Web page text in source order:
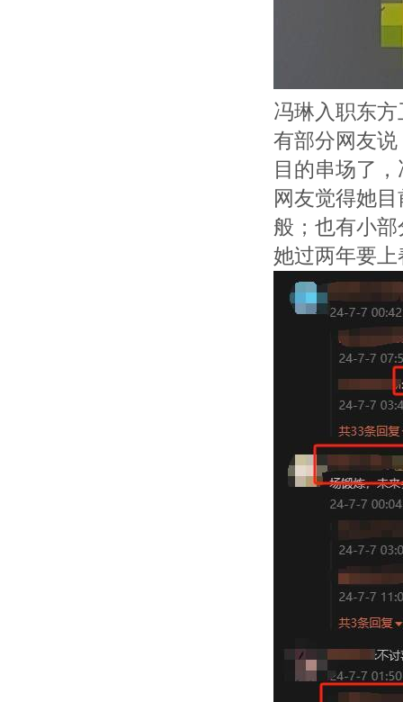
冯琳入职东
有部分网友
目的串场了
网友觉得她
般；也有小
她过两年要